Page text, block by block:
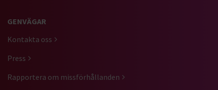
GENVÄGAR
Kontakta oss
Press
Rapportera om missförhållanden